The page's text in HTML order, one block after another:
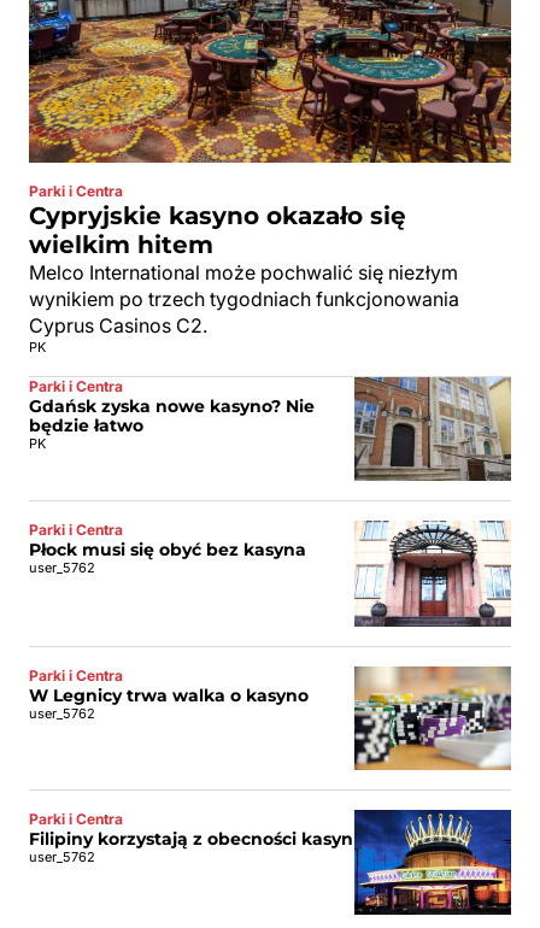
Parki i Centra
Cypryjskie kasyno okazało się
wielkim hitem
Melco International może pochwalić się niezłym
wynikiem po trzech tygodniach funkcjonowania
Cyprus Casinos C2.
PK
Parki i Centra
Gdańsk zyska nowe kasyno? Nie
będzie łatwo
PK
Parki i Centra
Płock musi się obyć bez kasyna
user_5762
Parki i Centra
W Legnicy trwa walka o kasyno
user_5762
Parki i Centra
Filipiny korzystają z obecności kasyn
user_5762